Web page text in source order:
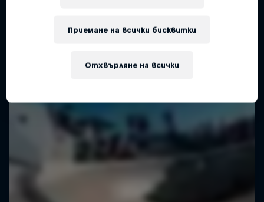
Отхвърляне на всички
Приемане на всички бисквитки